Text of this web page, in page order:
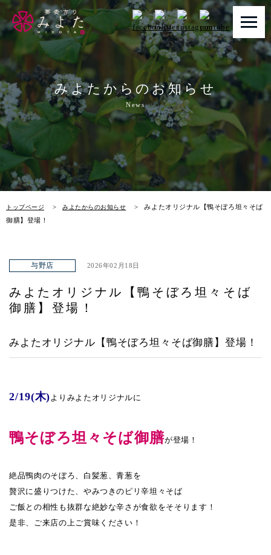
みよたからのお知らせ
News
トップページ みよたからのお知らせ
みよたオリジナル【鴨そぼろ坦々そば
御膳】登場！
トップページ
みよたとは
みよたのこだわり
畑だより
メニュー
与野店 2026年02月18日
みよたオリジナル【鴨そぼろ坦々そば
御膳】登場！
みよたオリジナル【鴨そぼろ坦々そば御膳】登場！
2/19(木)よりみよたオリジナルに
鴨そぼろ坦々そば御膳が登場！
絶品鴨肉のそぼろ、白髪葱、青葱を
贅沢に盛りつけた、やみつきのピリ辛坦々そば
ご飯との相性も抜群な絶妙な辛さが食欲をそそります！
是非、ご来店の上ご賞味ください！